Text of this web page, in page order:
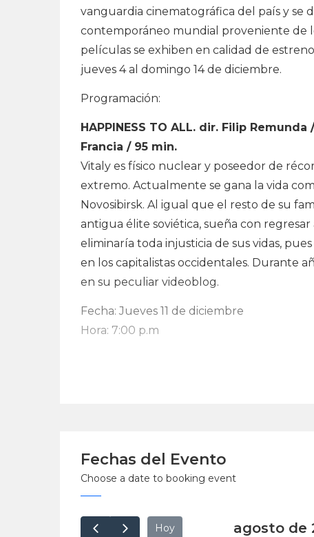
vanguardia cinematográfica del país y se
contemporáneo mundial proveniente de
películas se exhiben en calidad de
jueves 4 al domingo 14 de diciembre.
Programación:
HAPPINESS TO ALL. dir. Filip
Francia / 95 min.
Vitaly es físico nuclear y poseedor de
extremo. Actualmente se gana la vida
Novosibirsk. Al igual que el resto de su
antigua élite soviética, sueña con
eliminaría toda injusticia de sus vidas,
en los capitalistas occidentales. Durante
en su peculiar videoblog.
Fecha: Jueves 11 de diciembre
Hora: 7:00 p.m
Fechas del Evento
Choose a date to booking event
Hoy agosto de